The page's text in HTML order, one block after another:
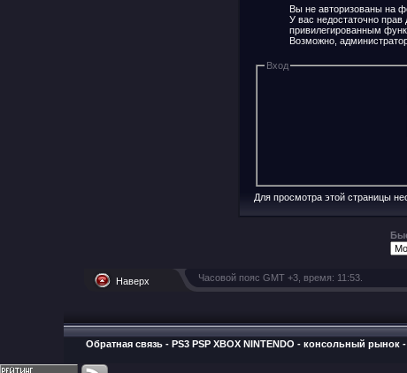
Вы не авторизованы на
У вас недостаточно
привилегированным
Возможно,
Вход
Для просмотра этой страницы
Наверх Часовой пояс GMT +3, время: 11:53
Обратная связь - PS3 PSP XBOX NINTENDO - консольный рынок -